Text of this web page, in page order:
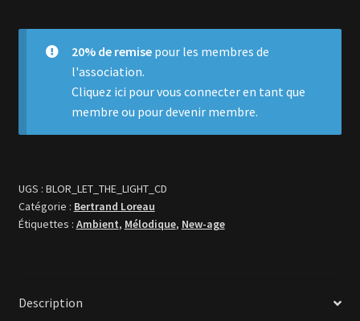
the
20% de remisepour les membres de
l'association.
Cliquez ici pour vous connecter en tant que
membre ou pour devenir membre.
UGS : BLOR_LET_THE_LIGHT_CD
Catégorie : Bertrand Loreau
Étiquettes : Ambient, Mélodique, New-age
Description